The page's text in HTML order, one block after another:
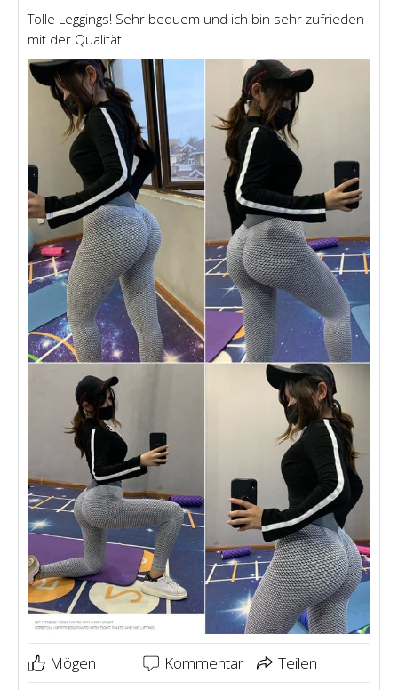
Tolle Leggings! Sehr bequem und ich bin sehr zufrieden
mit der Qualität.
Mögen Kommentar Teilen